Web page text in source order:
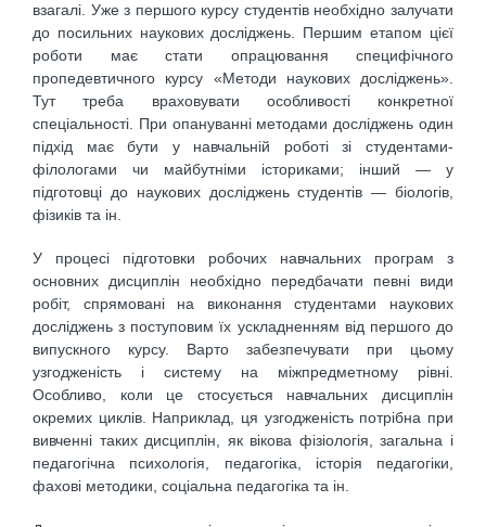
взагалі. Уже з першого курсу студентів необхідно залучати
до посильних наукових досліджень. Першим етапом цієї
роботи має стати опрацювання специфічного
пропедевтичного курсу «Методи наукових досліджень».
Тут треба враховувати особливості конкретної
спеціальності. При опануванні методами досліджень один
підхід має бути у навчальній роботі зі студентами-
філологами чи майбутніми істориками; інший — у
підготовці до наукових досліджень студентів — біологів,
фізиків та ін.
У процесі підготовки робочих навчальних програм з
основних дисциплін необхідно передбачати певні види
робіт, спрямовані на виконання студентами наукових
досліджень з поступовим їх ускладненням від першого до
випускного курсу. Варто забезпечувати при цьому
узгодженість і систему на міжпредметному рівні.
Особливо, коли це стосується навчальних дисциплін
окремих циклів. Наприклад, ця узгодженість потрібна при
вивченні таких дисциплін, як вікова фізіологія, загальна і
педагогічна психологія, педагогіка, історія педагогіки,
фахові методики, соціальна педагогіка та ін.